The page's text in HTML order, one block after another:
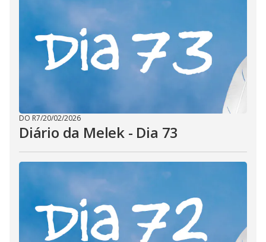
DO R7/20/02/2026
Diário da Melek - Dia 73